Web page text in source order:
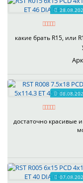
какие брать R15, или
достаточно красивые